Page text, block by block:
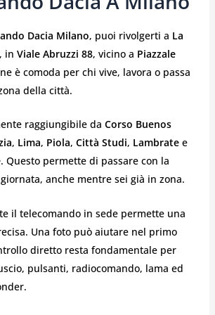
Dacia Milano, puoi rivolgerti a La
in Viale Abruzzi 88, vicino a Piazzale
è comoda per chi vive, lavora o passa
della città.
raggiungibile da Corso Buenos
, Lima, Piola, Città Studi, Lambratee
. Questo permette di passare con la
anche mentre sei già in zona.
il telecomando in sede permette una
Una foto può aiutare nel primo
diretto resta fondamentale per
pulsanti, radiocomando, lama ed